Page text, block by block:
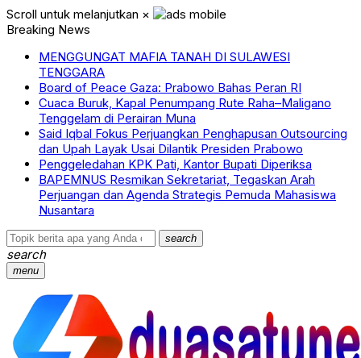
Scroll untuk melanjutkan ×
Breaking News
MENGGUNGAT MAFIA TANAH DI SULAWESI
TENGGARA
Board of Peace Gaza: Prabowo Bahas Peran RI
Cuaca Buruk, Kapal Penumpang Rute Raha–Maligano
Tenggelam di Perairan Muna
Said Iqbal Fokus Perjuangkan Penghapusan Outsourcing
dan Upah Layak Usai Dilantik Presiden Prabowo
Penggeledahan KPK Pati, Kantor Bupati Diperiksa
BAPEMNUS Resmikan Sekretariat, Tegaskan Arah
Perjuangan dan Agenda Strategis Pemuda Mahasiswa
Nusantara
search
search
menu